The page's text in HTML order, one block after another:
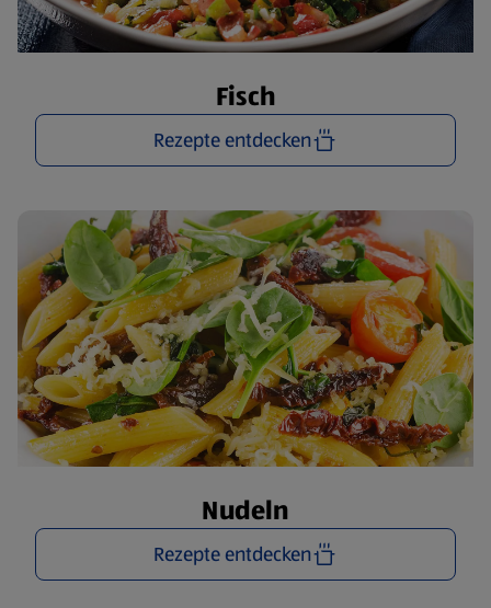
Fisch
Rezepte entdecken
Nudeln
Rezepte entdecken